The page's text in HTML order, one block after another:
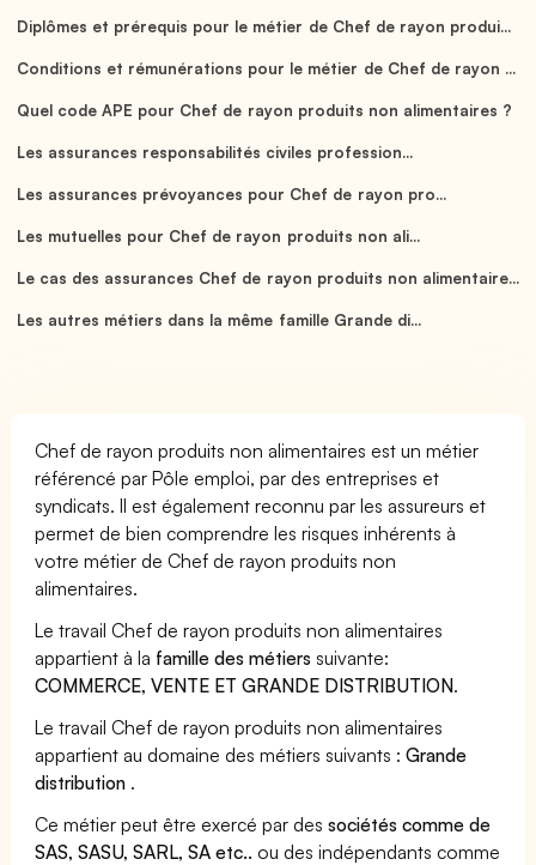
Diplômes et prérequis pour le métier de Chef de rayon produi...
Conditions et rémunérations pour le métier de Chef de rayon ...
Quel code APE pour Chef de rayon produits non alimentaires ?
Les assurances responsabilités civiles profession...
Les assurances prévoyances pour Chef de rayon pro...
Les mutuelles pour Chef de rayon produits non ali...
Le cas des assurances Chef de rayon produits non alimentaire...
Les autres métiers dans la même famille Grande di...
Chef de rayon produits non alimentaires est un métier
référencé par Pôle emploi, par des entreprises et
syndicats. Il est également reconnu par les assureurs et
permet de bien comprendre les risques inhérents à
votre métier de Chef de rayon produits non
alimentaires.
Le travail Chef de rayon produits non alimentaires
appartient à la famille des métiers suivante:
COMMERCE, VENTE ET GRANDE DISTRIBUTION.
Le travail Chef de rayon produits non alimentaires
appartient au domaine des métiers suivants :Grande
distribution .
Ce métier peut être exercé par dessociétés comme de
SAS, SASU, SARL, SA etc.. ou des indépendants comme